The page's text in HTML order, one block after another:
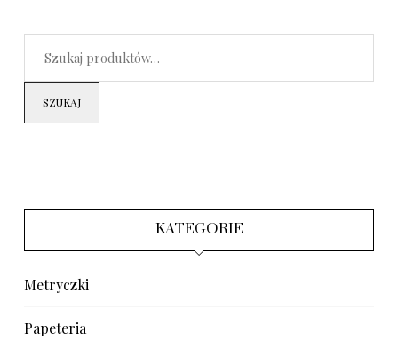
SZUKAJ
KATEGORIE
Metryczki
Papeteria